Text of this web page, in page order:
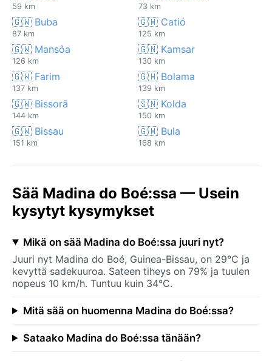
59 km 73 km
🇬🇼 Buba
87 km
🇬🇼 Catió
125 km
🇬🇼 Mansôa
126 km
🇬🇳 Kamsar
130 km
🇬🇼 Farim
137 km
🇬🇼 Bolama
139 km
🇬🇼 Bissorã
144 km
🇸🇳 Kolda
150 km
🇬🇼 Bissau
151 km
🇬🇼 Bula
168 km
Sää Madina do Boé:ssa — Usein
kysytyt kysymykset
Mikä on sää Madina do Boé:ssa juuri nyt?
Juuri nyt Madina do Boé, Guinea-Bissau, on 29°C ja
kevyttä sadekuuroa. Sateen tiheys on 79% ja tuulen
nopeus 10 km/h. Tuntuu kuin 34°C.
Mitä sää on huomenna Madina do Boé:ssa?
Sataako Madina do Boé:ssa tänään?